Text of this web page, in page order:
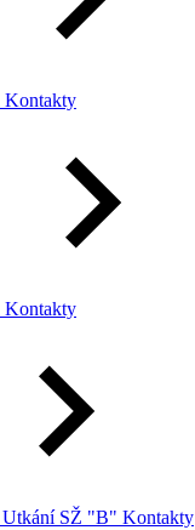
Kontakty
Kontakty
Utkání SŽ "B" Kontakty